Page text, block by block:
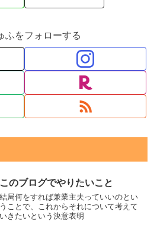
ふをフォローする
このブログでやりたいこと
結局何をすれば兼業主夫っていいのとい
うことで、これからそれについて考えて
いきたいという決意表明